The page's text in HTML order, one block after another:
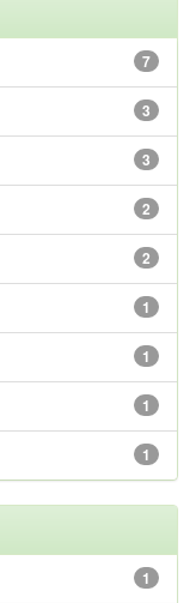
7
3
3
2
2
1
1
1
1
1